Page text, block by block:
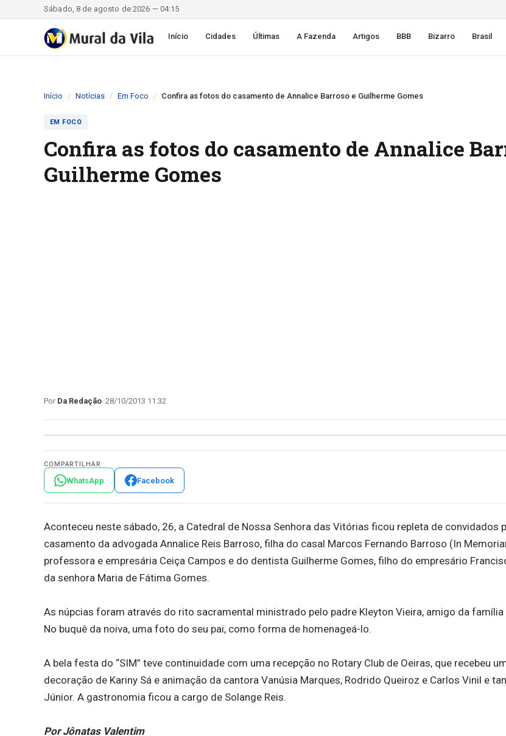
Sábado, 8 de agosto de 2026 — 04:15
Início Cidades Últimas A Fazenda Artigos BBB Bizarro Brasil
Início Notícias Em Foco Confira as fotos do casamento de Annalice Barroso e Guilherme Gomes
EM FOCO
Confira as fotos do casamento de Annalice
Guilherme Gomes
Da Redação 28/10/2013 11:32
COMPARTILHAR
WhatsApp Facebook
Aconteceu neste sábado, 26, a Catedral de Nossa Senhora das Vitórias ficou repleta de convidados
casamento da advogada Annalice Reis Barroso, filha do casal Marcos Fernando Barroso (In
professora e empresária Ceiça Campos e do dentista Guilherme Gomes, filho do empresário
da senhora Maria de Fátima Gomes.
As núpcias foram através do rito sacramental ministrado pelo padre Kleyton Vieira, amigo da família
No buquê da noiva, uma foto do seu pai, como forma de homenageá-lo.
A bela festa do “SIM” teve continuidade com uma recepção no Rotary Club de Oeiras, que recebeu
decoração de Kariny Sá e animação da cantora Vanúsia Marques, Rodrido Queiroz e Carlos Vinil e
Júnior. A gastronomia ficou a cargo de Solange Reis.
Por Jônatas Valentim